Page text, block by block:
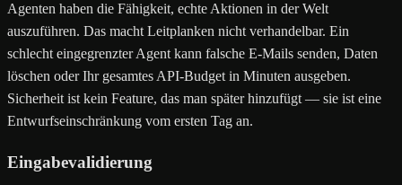
Agenten haben die Fähigkeit, echte Aktionen in der Welt
auszuführen. Das macht Leitplanken nicht verhandelbar. Ein
schlecht eingegrenzter Agent kann falsche E-Mails senden, Daten
löschen oder Ihr gesamtes API-Budget in Minuten ausgeben.
Sicherheit ist kein Feature, das man später hinzufügt — sie ist eine
Entwurfseinschränkung vom ersten Tag an.
Eingabevalidierung